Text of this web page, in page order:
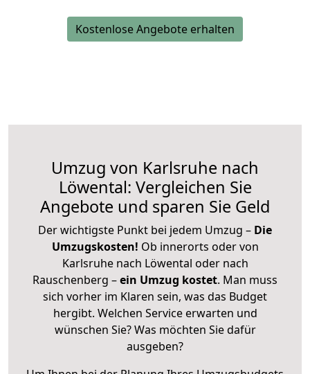
Kostenlose Angebote erhalten
Umzug von Karlsruhe nach
Löwental: Vergleichen Sie
Angebote und sparen Sie Geld
Der wichtigste Punkt bei jedem Umzug – Die
Umzugskosten! Ob innerorts oder von
Karlsruhe nach Löwental oder nach
Rauschenberg –ein Umzug kostet. Man muss
sich vorher im Klaren sein, was das Budget
hergibt. Welchen Service erwarten und
wünschen Sie? Was möchten Sie dafür
ausgeben?